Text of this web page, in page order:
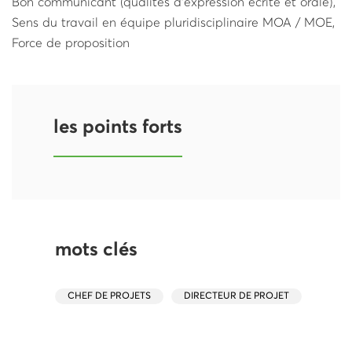
Sens du travail en équipe pluridisciplinaire MOA / MOE,
Force de proposition
les points forts
mots clés
CHEF DE PROJETS DIRECTEUR DE PROJET